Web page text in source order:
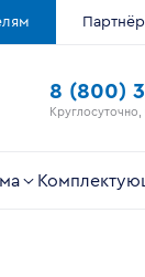
8 (800)
Круглосуточно,